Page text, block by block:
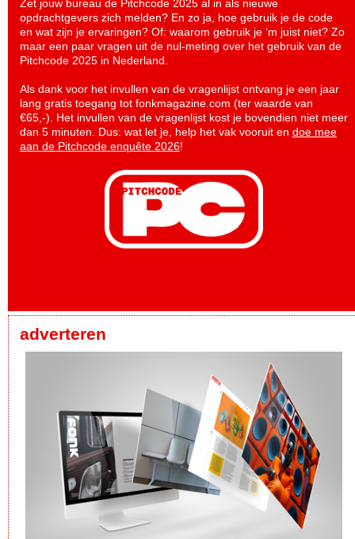
Zet jouw bureau de Pitchcode 2025 al in als nieuwe
opdrachtgevers zich melden? En zo ja, hoe gebruik je de code
en wat zijn je ervaringen? Of: waarom gebruik je ‘m juist niet? Zo
maar een paar vragen uit de nul-meting over het gebruik van de
Pitchcode 2025 in Nederland.
Als dank voor het invullen van de vragenlijst ontvang je een jaar
lang gratis toegang tot fonkmagazine.com (ter waarde van
€65,-). Het invullen van de vragenlijst kost je bovendien niet meer
dan 5 minuten. Dus: wat let je, help het vak vooruit en doe mee
aan de Pitchcode enquête 2026!
adverteren